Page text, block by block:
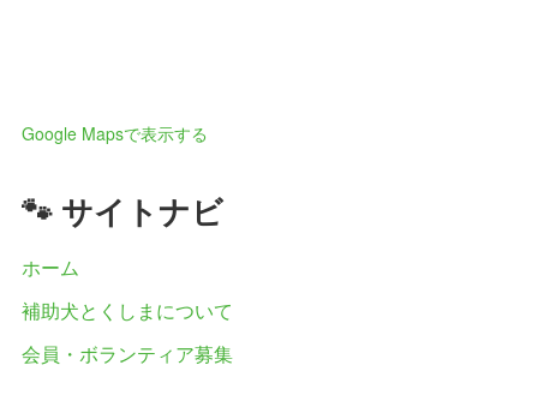
Google Mapsで表示する
🐾 サイトナビ
ホーム
補助犬とくしまについて
会員・ボランティア募集